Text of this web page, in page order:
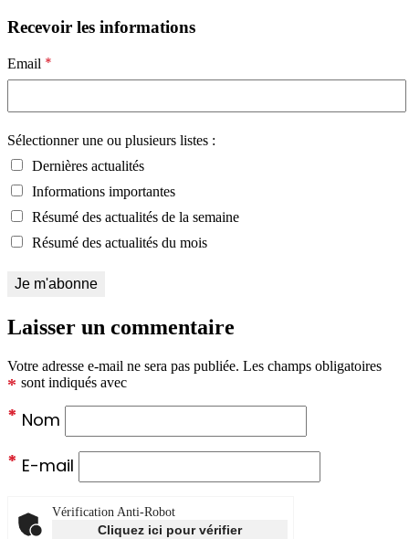
Recevoir les informations
Email *
Sélectionner une ou plusieurs listes :
Dernières actualités
Informations importantes
Résumé des actualités de la semaine
Résumé des actualités du mois
Laisser un commentaire
Votre adresse e-mail ne sera pas publiée. Les champs obligatoires
sont indiqués avec
*
Nom
*
E-mail
*
Vérification Anti-Robot
Cliquez ici pour vérifier